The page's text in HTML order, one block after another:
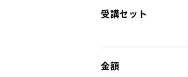
受講セット
金額